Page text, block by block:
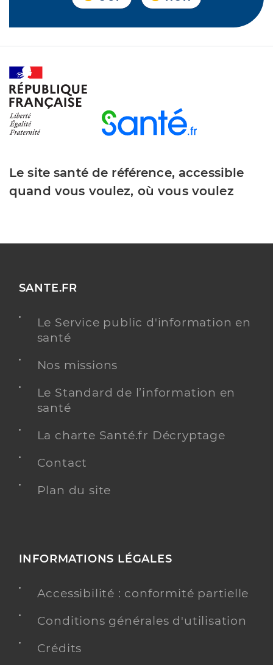
Le site santé de référence, accessible
quand vous voulez, où vous voulez
SANTE.FR
Le Service public d'information en
santé
Nos missions
Le Standard de l’information en
santé
La charte Santé.fr Décryptage
Contact
Plan du site
INFORMATIONS LÉGALES
Accessibilité : conformité partielle
Conditions générales d'utilisation
Crédits